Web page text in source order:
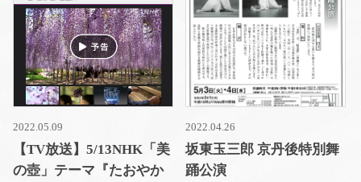
2022.05.09
【TV放送】5/13NHK「美
の壺」テーマ『たおやか
2022.04.26
坂東玉三郎 京丹後特別舞
踊公演